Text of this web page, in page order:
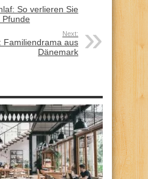
So verlieren Sie
Pfunde
Next:
Familiendrama aus
Dänemark